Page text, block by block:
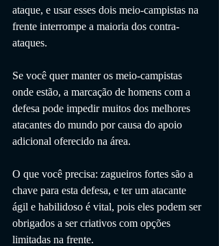
ataque, e usar esses dois meio-campistas na
frente interrompe a maioria dos contra-
ataques.
Se você quer manter os meio-campistas
onde estão, a marcação de homens com a
defesa pode impedir muitos dos melhores
atacantes do mundo por causa do apoio
adicional oferecido na área.
O que você precisa: zagueiros fortes são a
chave para esta defesa, e ter um atacante
ágil e habilidoso é vital, pois eles podem ser
obrigados a ser criativos com opções
limitadas na frente.